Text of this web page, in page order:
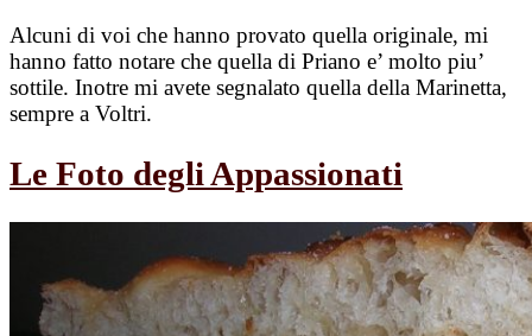
Alcuni di voi che hanno provato quella originale, mi
hanno fatto notare che quella di Priano e’ molto piu’
sottile. Inotre mi avete segnalato quella della Marinetta,
sempre a Voltri.
Le Foto degli Appassionati